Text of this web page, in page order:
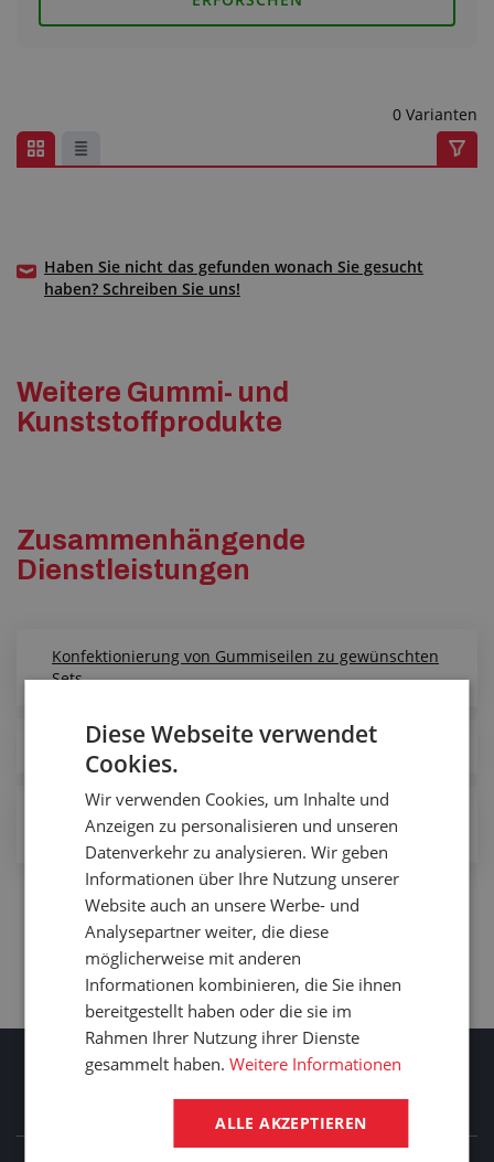
Über uns
0 Varianten
Haben Sie nicht das gefunden wonach Sie gesucht
haben? Schreiben Sie uns!
Weitere Gummi- und
Kunststoffprodukte
Zusammenhängende
Dienstleistungen
Konfektionierung von Gummiseilen zu gewünschten
Sets
Maßgefertigte Schaumstoffeinlagen
Brauchen Sie atypische oder spezielle Teile aus
Gummi oder Kunststoff?
Diese Webseite verwendet
Cookies.
Wir verwenden Cookies, um Inhalte und
Anzeigen zu personalisieren und unseren
Datenverkehr zu analysieren. Wir geben
Informationen über Ihre Nutzung unserer
Website auch an unsere Werbe- und
Analysepartner weiter, die diese
möglicherweise mit anderen
Informationen kombinieren, die Sie ihnen
bereitgestellt haben oder die sie im
Rahmen Ihrer Nutzung ihrer Dienste
gesammelt haben.Weitere Informationen
ALLE AKZEPTIEREN